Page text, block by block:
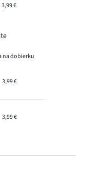
3,99 €
na dobierku
3,99 €
3,99 €